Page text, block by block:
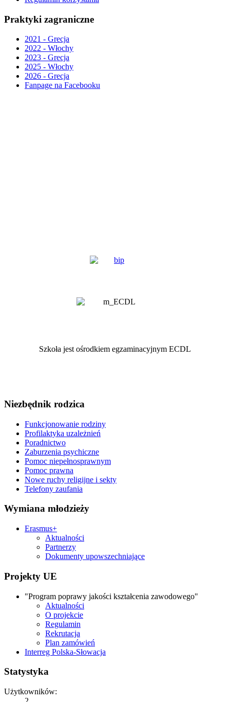
Praktyki zagraniczne
2021 - Grecja
2022 - Włochy
2023 - Grecja
2025 - Włochy
2026 - Grecja
Fanpage na Facebooku
Szkoła jest ośrodkiem egzaminacyjnym ECDL
Niezbędnik rodzica
Funkcjonowanie rodziny
Profilaktyka uzależnień
Poradnictwo
Zaburzenia psychiczne
Pomoc niepełnosprawnym
Pomoc prawna
Nowe ruchy religijne i sekty
Telefony zaufania
Wymiana młodzieży
Erasmus+
Aktualności
Partnerzy
Dokumenty upowszechniające
Projekty UE
"Program poprawy jakości kształcenia zawodowego"
Aktualności
O projekcie
Regulamin
Rekrutacja
Plan zamówień
Interreg Polska-Słowacja
Statystyka
Użytkowników: